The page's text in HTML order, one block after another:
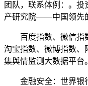
团队，联系体例：。
产研究院——中国领先
百度指数、微信指数
淘宝指数、微博指数、
集舆情监测大数据平台。
金融安全：世界银行